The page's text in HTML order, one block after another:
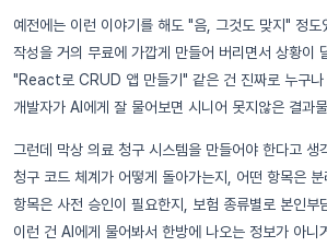
예전에는 이런 이야기를 해도 "음, 그것도 맞지" 정
작성을 거의 무료에 가깝게 만들어 버리면서 상황이
"React로 CRUD 앱 만들기" 같은 건 진짜로 누구나
개발자가 AI에게 잘 물어보면 시니어 못지않은 결과
그런데 막상 의료 청구 시스템을 만들어야 한다고 생
청구 코드 체계가 어떻게 돌아가는지, 어떤 항목은
항목은 사전 승인이 필요한지, 보험 종류별로 본인부
이런 건 AI에게 물어봐서 한방에 나오는 정보가 아니